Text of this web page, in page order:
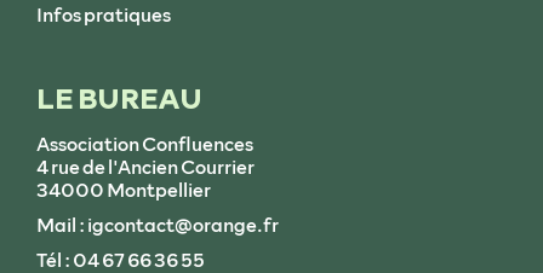
Infos pratiques
LE BUREAU
Association Confluences
4 rue de l'Ancien Courrier
34000 Montpellier
Mail : igcontact@orange.fr
Tél : 04 67 66 36 55